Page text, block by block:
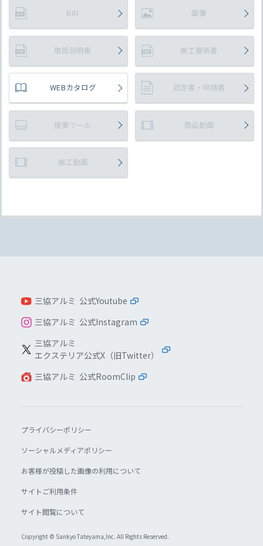
BIM 画像
取扱説明書 施工要領書
WEBカタログ 認定書・申請書
提案ツール 商品動画
施工動画
三協アルミ 公式Youtube
三協アルミ 公式Instagram
三協アルミ
エクステリア公式X（旧Twitter）
三協アルミ 公式RoomClip
プライバシーポリシー
ソーシャルメディアポリシー
お客様が投稿した画像の利用について
サイトご利用条件
サイト閲覧について
Copyright © Sankyo Tateyama,lnc. All Rights Reserved.